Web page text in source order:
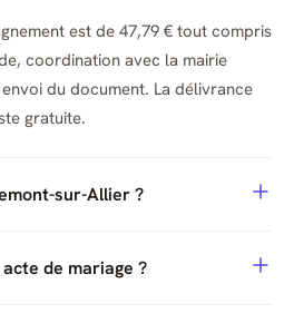
est de 47,79 € tout compris
coordination avec la mairie
du document. La délivrance
gratuite.
sur-Allier ?
de mariage ?